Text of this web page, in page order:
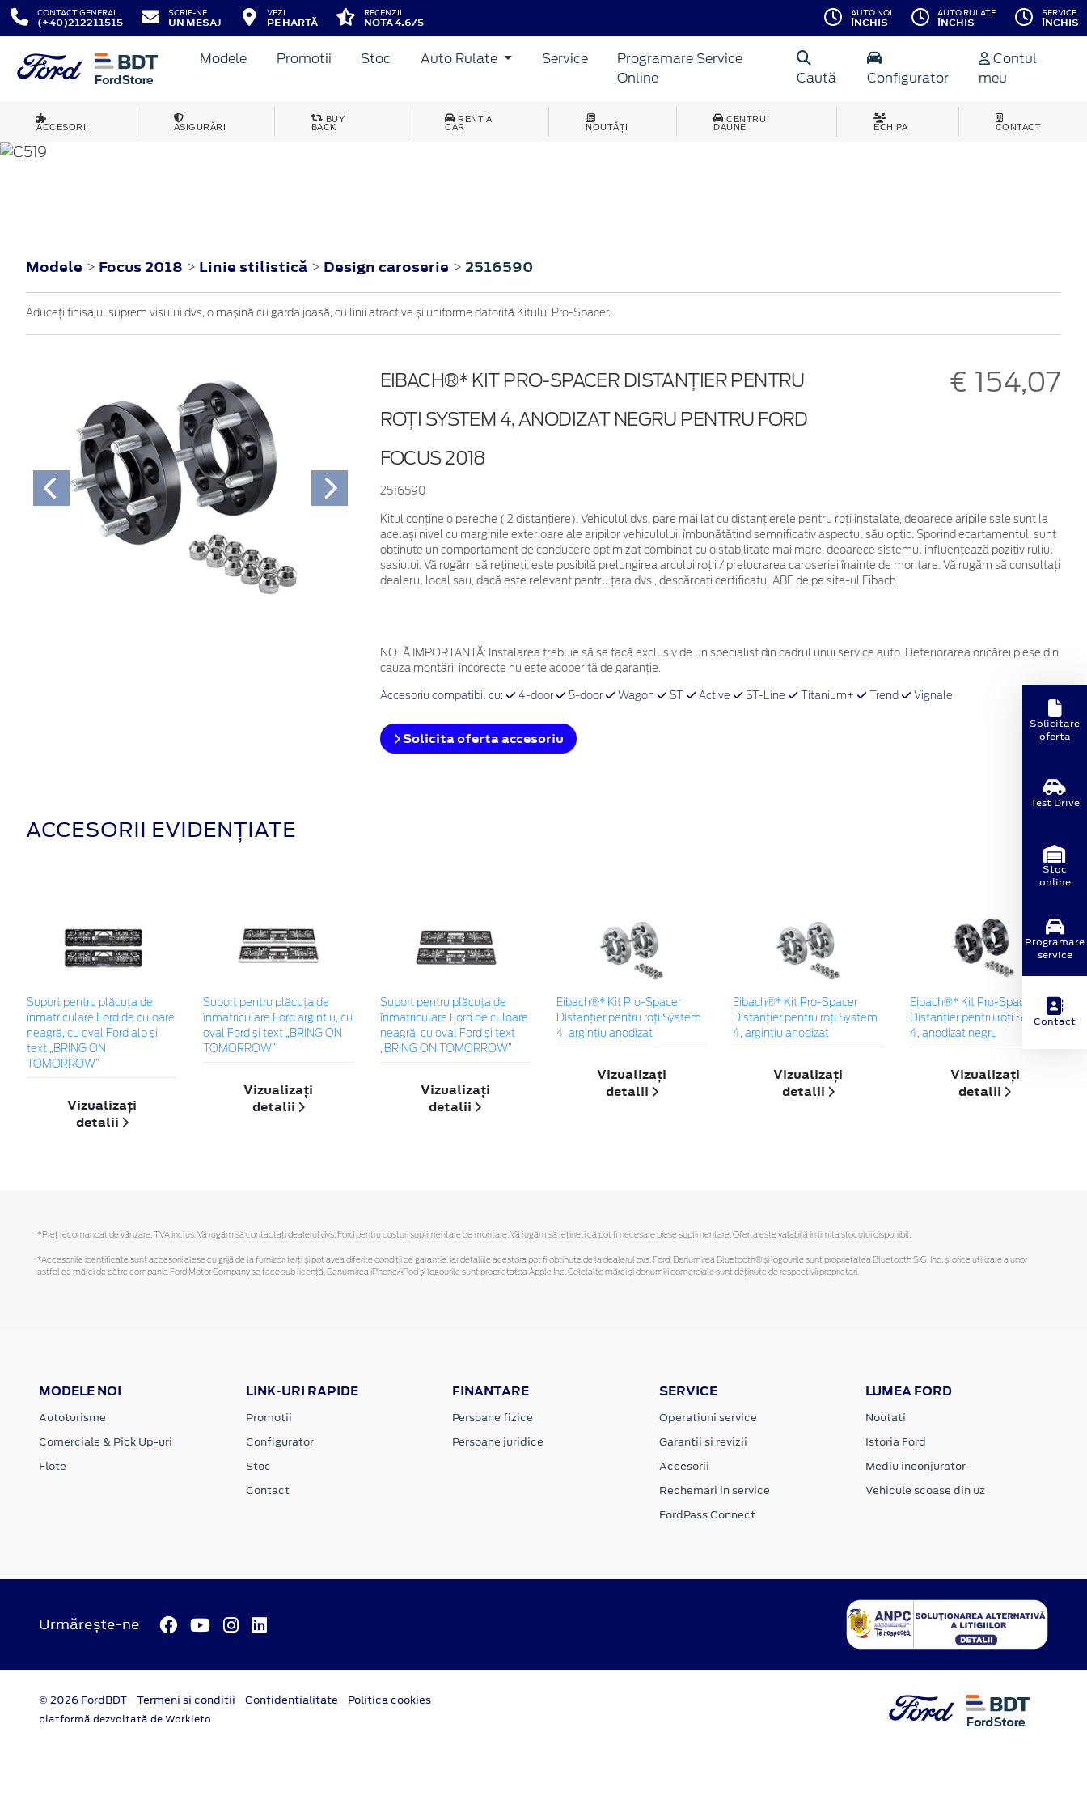
CONTACT GENERAL
(+40)212211515
SCRIE-NE
UN MESAJ
VEZI
PE HARTĂ
RECENZII
NOTA 4.6/5
AUTO NOI
ÎNCHIS
AUTO RULATE
ÎNCHIS
SERVICE
ÎNCHIS
Modele Promotii Stoc Auto Rulate Service
Programare Service
Online
Caută Configurator
Contul
meu
ACCESORII ASIGURĂRI
BUY
BACK
RENT A
CAR
NOUTĂȚI
CENTRU
DAUNE
ECHIPA CONTACT
FOCUS
Modele > Focus 2018 > Linie stilistică > Design caroserie > 2516590
Aduceți finisajul suprem visului dvs, o mașină cu garda joasă, cu linii atractive și uniforme datorită Kitului Pro-Spacer.
EIBACH®* KIT PRO-SPACER DISTANȚIER PENTRU
ROȚI SYSTEM 4, ANODIZAT NEGRU PENTRU FORD
FOCUS 2018
2516590
€ 154,07
Kitul conține o pereche ( 2 distanțiere). Vehiculul dvs. pare mai lat cu distanțierele pentru roți instalate, deoarece aripile sale sunt la
același nivel cu marginile exterioare ale aripilor vehiculului, îmbunătățind semnificativ aspectul său optic. Sporind ecartamentul, sunt
obținute un comportament de conducere optimizat combinat cu o stabilitate mai mare, deoarece sistemul influențează pozitiv ruliul
șasiului. Vă rugăm să rețineți: este posibilă prelungirea arcului roții / prelucrarea caroseriei înainte de montare. Vă rugăm să consultați
dealerul local sau, dacă este relevant pentru țara dvs., descărcați certificatul ABE de pe site-ul Eibach.
NOTĂ IMPORTANTĂ:Instalarea trebuie să se facă exclusiv de un specialist din cadrul unui service auto. Deteriorarea oricărei piese din
cauza montării incorecte nu este acoperită de garanţie.
Accesoriu compatibil cu: 4-door 5-door Wagon ST Active ST-Line Titanium+ Trend Vignale
Solicita oferta accesoriu
ACCESORII EVIDENȚIATE
Suport pentru plăcuța de
înmatriculare Ford de culoare
neagră, cu oval Ford alb și
text „BRING ON
TOMORROW”
Vizualizați
detalii
Suport pentru plăcuța de
înmatriculare Ford argintiu, cu
oval Ford și text „BRING ON
TOMORROW”
Vizualizați
detalii
Suport pentru plăcuța de
înmatriculare Ford de culoare
neagră, cu oval Ford și text
„BRING ON TOMORROW”
Vizualizați
detalii
Eibach®* Kit Pro-Spacer
Distanțier pentru roți System
4, argintiu anodizat
Vizualizați
detalii
Eibach®* Kit Pro-Spacer
Distanțier pentru roți System
4, argintiu anodizat
Vizualizați
detalii
Eibach®* Kit Pro-Spacer
Distanțier pentru roți System
4, anodizat negru
Vizualizați
detalii
*Preţ recomandat de vânzare, TVA inclus. Vă rugăm să contactaţi dealerul dvs. Ford pentru costuri suplimentare de montare. Vă rugăm să reţineţi că pot fi necesare piese suplimentare. Oferta este valabilă în limita stocului disponibil.
*Accesoriile identificate sunt accesorii alese cu grijă de la furnizori terți și pot avea diferite condiții de garanție, iar detaliile acestora pot fi obținute de la dealerul dvs. Ford. Denumirea Bluetooth® și logourile sunt proprietatea Bluetooth SIG, Inc. și orice utilizare a unor
astfel de mărci de către compania Ford Motor Company se face sub licență. Denumirea iPhone/iPod și logourile sunt proprietatea Apple Inc. Celelalte mărci și denumiri comerciale sunt deținute de respectivii proprietari.
MODELE NOI
Autoturisme
Comerciale & Pick Up-uri
Flote
LINK-URI RAPIDE
Promotii
Configurator
Stoc
Contact
FINANTARE
Persoane fizice
Persoane juridice
SERVICE
Operatiuni service
Garantii si revizii
Accesorii
Rechemari in service
FordPass Connect
LUMEA FORD
Noutati
Istoria Ford
Mediu inconjurator
Vehicule scoase din uz
Urmărește-ne
© 2026 FordBDT Termeni si conditii Confidentialitate Politica cookies
platformă dezvoltată de Workleto
Solicitare
oferta
Test Drive
Stoc
online
Programare
service
Contact